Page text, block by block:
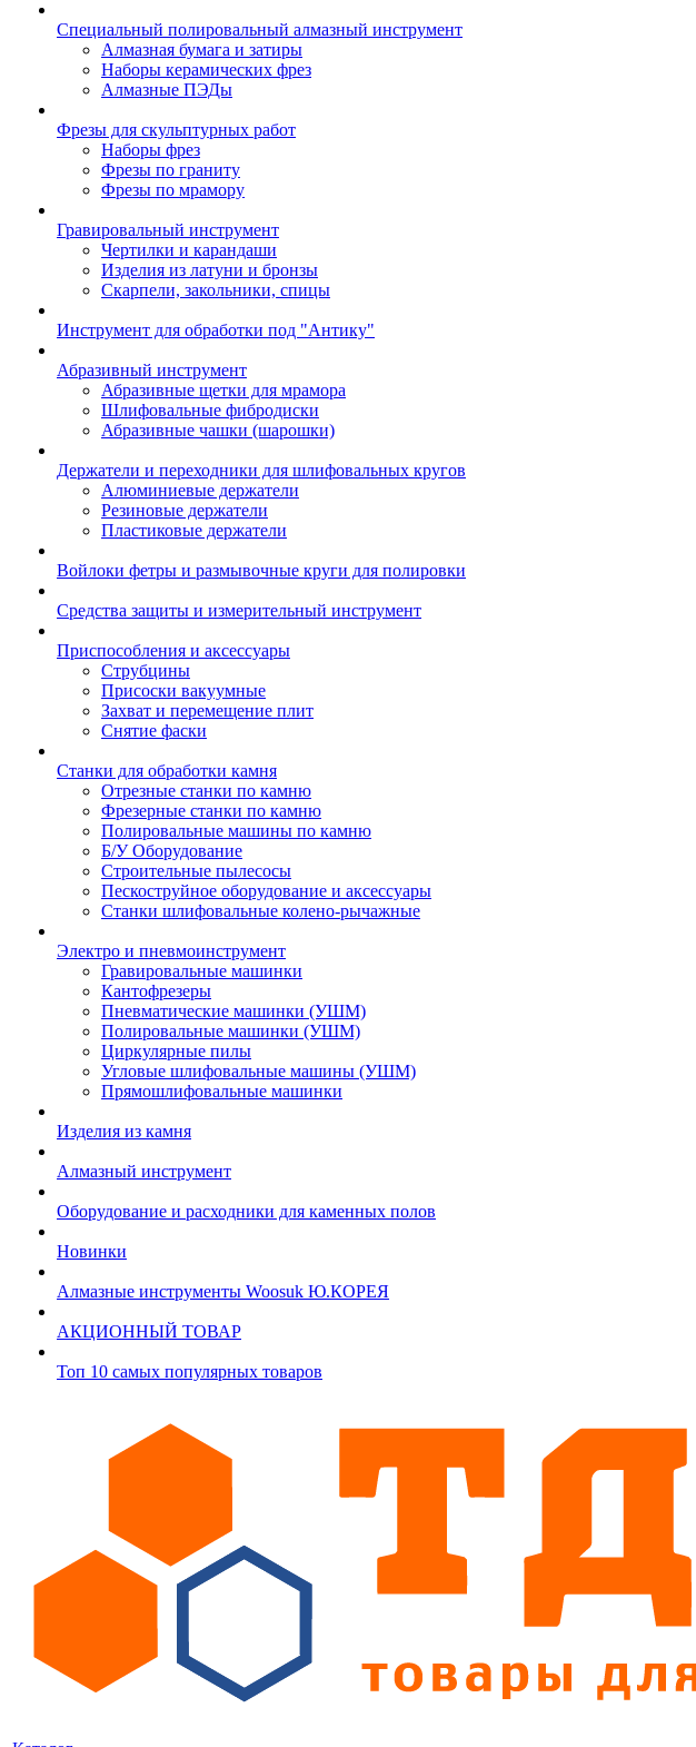
Специальный полировальный алмазный инструмент
Алмазная бумага и затиры
Наборы керамических фрез
Алмазные ПЭДы
Фрезы для скульптурных работ
Наборы фрез
Фрезы по граниту
Фрезы по мрамору
Гравировальный инструмент
Чертилки и карандаши
Изделия из латуни и бронзы
Скарпели, закольники, спицы
Инструмент для обработки под "Антику"
Абразивный инструмент
Абразивные щетки для мрамора
Шлифовальные фибродиски
Абразивные чашки (шарошки)
Держатели и переходники для шлифовальных кругов
Алюминиевые держатели
Резиновые держатели
Пластиковые держатели
Войлоки фетры и размывочные круги для полировки
Средства защиты и измерительный инструмент
Приспособления и аксессуары
Струбцины
Присоски вакуумные
Захват и перемещение плит
Снятие фаски
Станки для обработки камня
Отрезные станки по камню
Фрезерные станки по камню
Полировальные машины по камню
Б/У Оборудование
Строительные пылесосы
Пескоструйное оборудование и аксессуары
Станки шлифовальные колено-рычажные
Электро и пневмоинструмент
Гравировальные машинки
Кантофрезеры
Пневматические машинки (УШМ)
Полировальные машинки (УШМ)
Циркулярные пилы
Угловые шлифовальные машины (УШМ)
Прямошлифовальные машинки
Изделия из камня
Алмазный инструмент
Оборудование и расходники для каменных полов
Новинки
Алмазные инструменты Woosuk Ю.КОРЕЯ
АКЦИОННЫЙ ТОВАР
Топ 10 самых популярных товаров